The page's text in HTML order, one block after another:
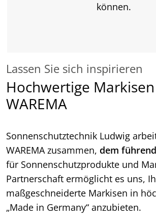
können.
Lassen Sie sich inspirieren
Hochwertige
WAREMA
Sonnenschutztechnik Ludwig
WAREMA zusammen, dem
für Sonnenschutzprodukte und
Partnerschaft ermöglicht es uns,
maßgeschneiderte Markisen in
„Made in Germany“ anzubieten.